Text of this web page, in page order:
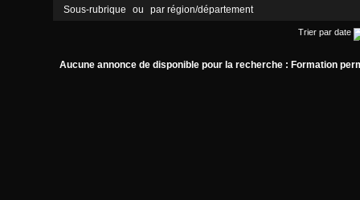
Sous-rubrique ou par région/département
Trier par date
Aucune annonce de disponible pour la recherche : Formation